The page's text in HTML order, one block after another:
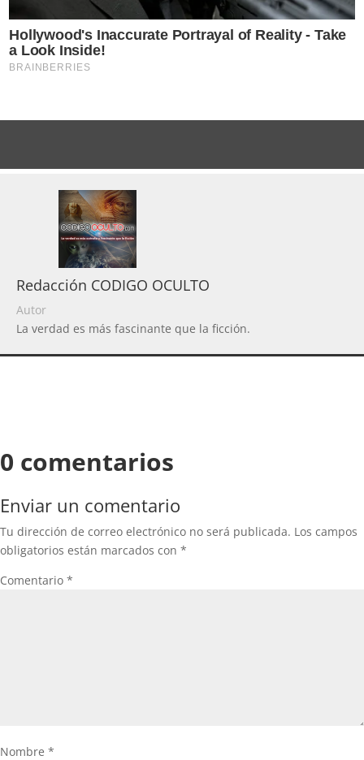
Redacción CODIGO OCULTO
Autor
La verdad es más fascinante que la ficción.
0 comentarios
Enviar un comentario
Tu dirección de correo electrónico no será publicada. Los campos
obligatorios están marcados con *
Comentario *
Nombre *